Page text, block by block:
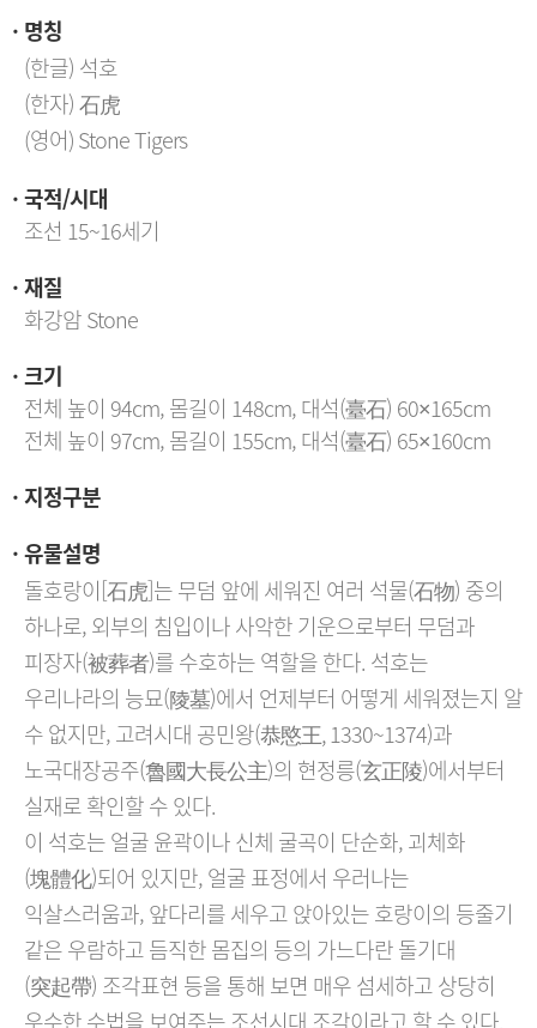
명칭
(한글) 석호
(한자) 石虎
(영어) Stone Tigers
국적/시대
조선 15~16세기
재질
화강암 Stone
크기
전체 높이 94cm, 몸길이 148cm, 대석(臺石) 60×165cm
전체 높이 97cm, 몸길이 155cm, 대석(臺石) 65×160cm
지정구분
유물설명
돌호랑이[石虎]는 무덤 앞에 세워진 여러 석물(石物) 중의
하나로, 외부의 침입이나 사악한 기운으로부터 무덤과
피장자(被葬者)를 수호하는 역할을 한다. 석호는
우리나라의 능묘(陵墓)에서 언제부터 어떻게 세워졌는지 알
수 없지만, 고려시대 공민왕(恭愍王, 1330~1374)과
노국대장공주(魯國大長公主)의 현정릉(玄正陵)에서부터
실재로 확인할 수 있다.
이 석호는 얼굴 윤곽이나 신체 굴곡이 단순화, 괴체화
(塊體化)되어 있지만, 얼굴 표정에서 우러나는
익살스러움과, 앞다리를 세우고 앉아있는 호랑이의 등줄기
같은 우람하고 듬직한 몸집의 등의 가느다란 돌기대
(突起帶) 조각표현 등을 통해 보면 매우 섬세하고 상당히
우수한 수법을 보여주는 조선시대 조각이라고 할 수 있다.